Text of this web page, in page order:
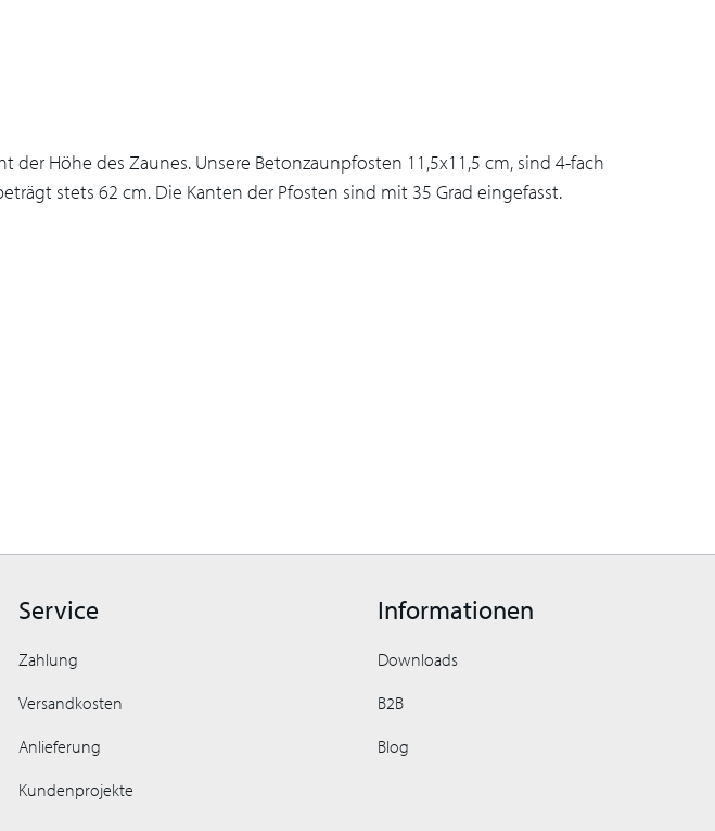
Höhe des Zaunes. Unsere Betonzaunpfosten 11,5x11,5 cm, sind 4-fach
stets 62 cm. Die Kanten der Pfosten sind mit 35 Grad eingefasst.
Service
Zahlung
Versandkosten
Anlieferung
Kundenprojekte
Informationen
Downloads
B2B
Blog